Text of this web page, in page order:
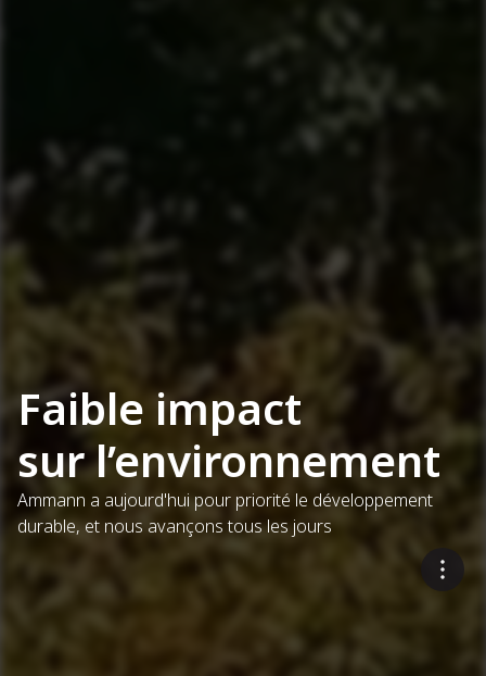
Faible impact
sur l’environnement
Ammann a aujourd'hui pour priorité le développement
durable, et nous avançons tous les jours